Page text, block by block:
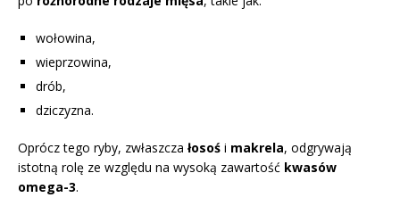
wołowina,
wieprzowina,
drób,
dziczyzna.
Oprócz tego ryby, zwłaszcza łosoś i makrela, odgrywają
istotną rolę ze względu na wysoką zawartość kwasów
omega-3.